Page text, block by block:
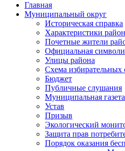
Главная
Муниципальный округ
Историческая справка
Характеристики
Почетные жители
Официальная
Улицы района
Схема избирательных
Бюджет
Публичные слушания
Муниципальная газета
Устав
Призыв
Экологический
Защита прав
Порядок оказания